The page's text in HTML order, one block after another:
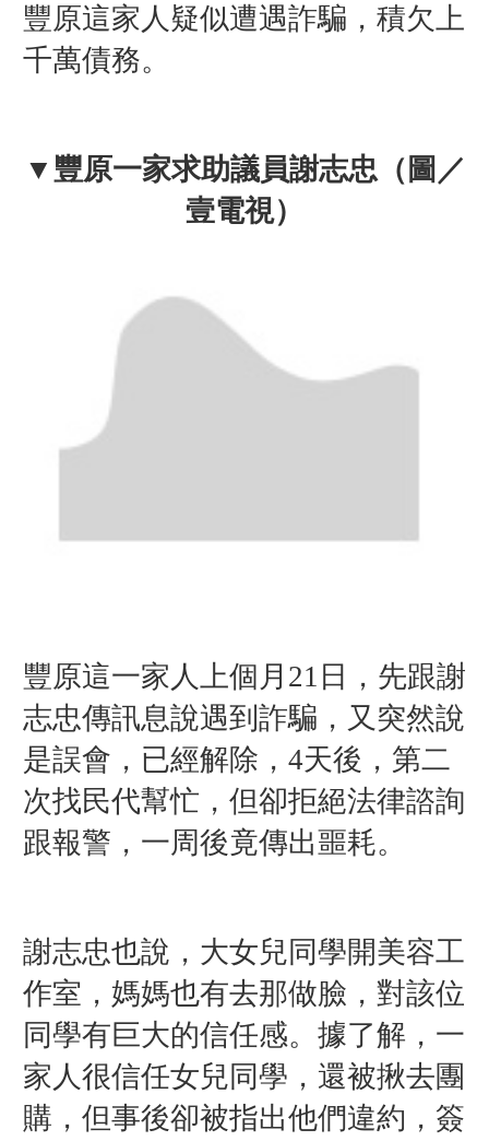
豐原這家人疑似遭遇詐騙，積欠上
千萬債務。
▼豐原一家求助議員謝志忠（圖／
壹電視）
豐原這一家人上個月21日，先跟謝
志忠傳訊息說遇到詐騙，又突然說
是誤會，已經解除，4天後，第二
次找民代幫忙，但卻拒絕法律諮詢
跟報警，一周後竟傳出噩耗。
謝志忠也說，大女兒同學開美容工
作室，媽媽也有去那做臉，對該位
同學有巨大的信任感。據了解，一
家人很信任女兒同學，還被揪去團
購，但事後卻被指出他們違約，簽